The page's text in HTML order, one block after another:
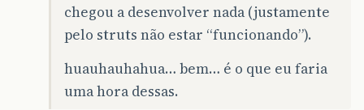
chegou a desenvolver nada (justamente
pelo struts não estar “funcionando”).
huauhauhahua… bem… é o que eu faria
uma hora dessas.